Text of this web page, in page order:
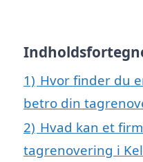
1) Hvor finder du
betro din
2) Hvad kan et
tagrenovering i